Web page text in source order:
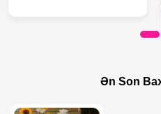
Rəngarəng Buket 2
Ən Son